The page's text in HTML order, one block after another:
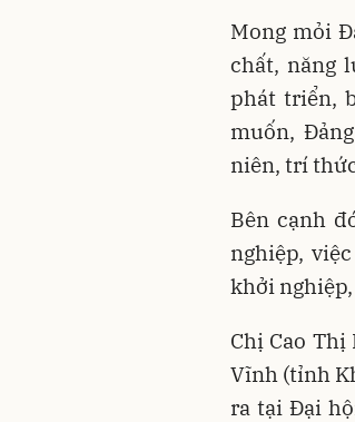
Mong mỏi
chất, năng
phát triển,
muốn,
niên, trí
Bên cạnh
nghiệp,
khởi
Chị Cao
Vĩnh (tỉnh
ra tại Đại